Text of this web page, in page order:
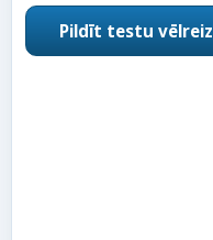
Pildīt testu vēlreiz